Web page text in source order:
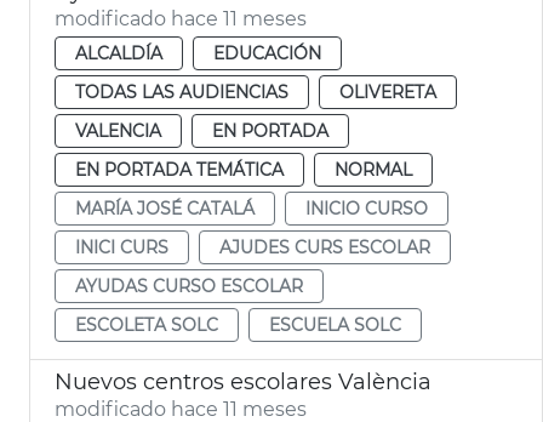
modificado hace 11 meses
ALCALDÍA
EDUCACIÓN
TODAS LAS AUDIENCIAS
OLIVERETA
VALENCIA
EN PORTADA
EN PORTADA TEMÁTICA
NORMAL
MARÍA JOSÉ CATALÁ
INICIO CURSO
INICI CURS
AJUDES CURS ESCOLAR
AYUDAS CURSO ESCOLAR
ESCOLETA SOLC
ESCUELA SOLC
Nuevos centros escolares València
modificado hace 11 meses